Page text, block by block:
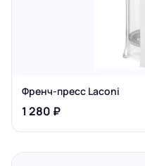
Френч-пресс Laconi
1 280 ₽